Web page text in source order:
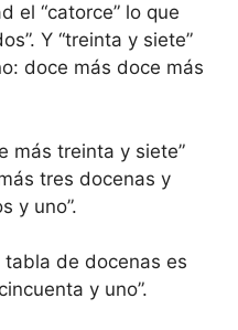
el “catorce” lo que
Y “treinta y siete”
doce más doce más
más treinta y siete”
tres docenas y
y uno”.
tabla de docenas es
y uno”.